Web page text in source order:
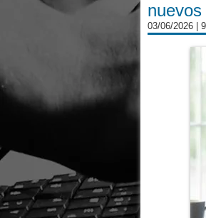
03/06/2026 |